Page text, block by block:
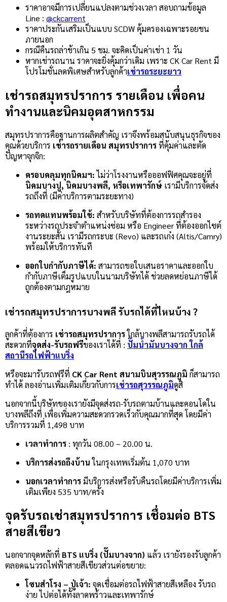
ราคาอาจมีการเปลี่ยนแปลงตามช่วงเวลา สอบถามข้อมูล
Line : @ckcarrent
ราคาประกันเสริมเป็นแบบ SCDW คุ้มครองเฉพาะรอยชน
ภายนอก
กรณีคืนรถล่าช้าเกิน 5 ชม. จะคิดเป็นค่าเช่า 1 วัน
หากเช่ารถนาน ราคาจะยิ่งคุ้มกว่าเดิม เพราะ CK Car Rent มี
โปรโมชั่นลดพิเศษสำหรับลูกค้าเช่ารถระยะยาว
เช่ารถสมุทรปราการ รายเดือน เพื่อคน
ทำงานและนิคมอุตสาหกรรม
สมุทรปราการคือฐานการผลิตสำคัญ เราจึงพร้อมสนับสนุนธุรกิจของ
คุณด้วยบริการ เช่ารถรายเดือน สมุทรปราการที่คุ้มค่าและตัด
ปัญหาจุกจิก:
ครอบคลุมทุกนิคมฯ:ไม่ว่าโรงงานหรือออฟฟิศคุณจะอยู่ที่
นิคมบางปู, นิคมบางพลี, หรือเทพารักษ์ เรามีบริการจัดส่ง
รถถึงที่ (มีค่าบริการตามระยะทาง)
รถทดแทนพร้อมใช้: สำหรับบริษัทที่ต้องการรถสำรอง
ระหว่างรถประจำตำแหน่งซ่อม หรือ Engineer ที่ต้องออกไซต์
งานระยะสั้น เรามีรถกระบะ (Revo) และรถเก๋ง (Altis/Camry)
พร้อมให้บริการทันที
ออกใบกำกับภาษีได้: สามารถขอใบเสนอราคาและออกใบ
กำกับภาษีเต็มรูปแบบในนามบริษัทได้ ช่วยลดหย่อนภาษีได้
ถูกต้องตามกฎหมาย
เช่ารถสมุทรปราการบางพลี รับรถได้ที่ไหนบ้าง ?
ลูกค้าที่ต้องการ เช่ารถสมุทรปราการใกล้บางพลีสามารถรับรถได้
สะดวกที่จุดส่ง-รับรถฟรีของเราได้ที่ : ปั๊มน้ำมันบางจาก ใกล้
สถานีรถไฟฟ้าแบริ่ง
หรือจะมารับรถฟรีที่ CK Car Rent สนามบินสุวรรณภูมิ ก็สามารถ
ทำได้ ลองอ่านเพิ่มเติมเกี่ยวกับการเช่ารถสุวรรณภูมิดูสิ
นอกจากนี้บริษัทของเรายังมีจุดส่งรถ-รับรถตามบ้านและคอนโดใน
บางพลีถึงที่ เพื่อเพิ่มความสะดวกรวดเร็วกับคุณมากที่สุด โดยมีค่า
บริการรวมที่ 1,498 บาท
เวลาทำการ : ทุกวัน 08.00 – 20.00 น.
บริการส่งรถถึงบ้านในกรุงเทพเริ่มต้น 1,070 บาท
นอกเวลาทำการมีบริการส่งหรือรับคืนรถโดยมีค่าบริการเพิ่ม
เติมเพียง 535 บาท/ครั้ง
จุดรับรถเช่าสมุทรปราการ เชื่อมต่อ BTS
สายสีเขียว
นอกจากจุดหลักที่ BTS แบริ่ง (ปั๊มบางจาก) แล้ว เรายังรองรับลูกค้า
ตลอดแนวรถไฟฟ้าสายสีเขียวส่วนต่อขยาย:
โซนสำโรง – ปู่เจ้า: จุดเชื่อมต่อรถไฟฟ้าสายสีเหลือง รับรถ
ง่าย ไปต่อได้ทั้งลาดพร้าวและเทพารักษ์